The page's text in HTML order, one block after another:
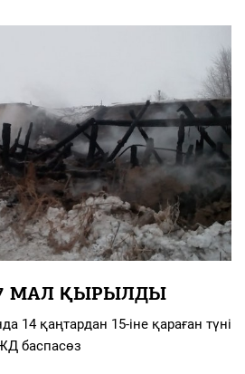
МАЛ ҚЫРЫЛДЫ
14 қаңтардан 15-іне қараған түні
баспасөз